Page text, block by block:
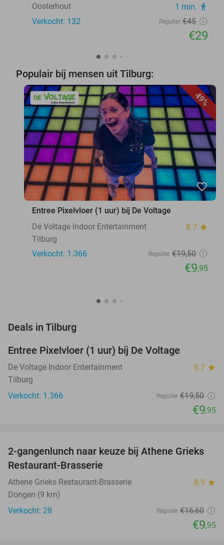
Oosterhout 1 min. directions_walk
Verkocht: 132 Regulier €45
€29
Populair bij mensen uit Tilburg:
49%
favorite_border
Entree Pixelvloer (1 uur) bij De Voltage
De Voltage Indoor Entertainment
8.7 star
Tilburg
Verkocht: 1.366
Regulier €19,50
€9,95
Deals in Tilburg
Entree Pixelvloer (1 uur) bij De Voltage
De Voltage Indoor Entertainment 8.7 star
Tilburg
Verkocht: 1.366
Regulier €19,50
€9,95
40%
NEW
TODAY
2-gangenlunch naar keuze bij Athene Grieks
Restaurant-Brasserie
Athene Grieks Restaurant-Brasserie 8.9 star
Dongen (9 km)
Verkocht: 28
Regulier €16,60
€9,95